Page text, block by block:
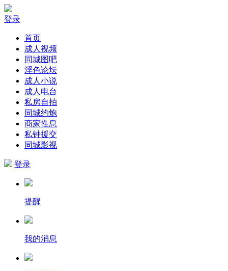
登录
首页
成人视频
同城图吧
淫色论坛
成人小说
成人电台
私房自拍
同城约炮
商家性息
私钟援交
同城影视
登录
提醒
我的消息